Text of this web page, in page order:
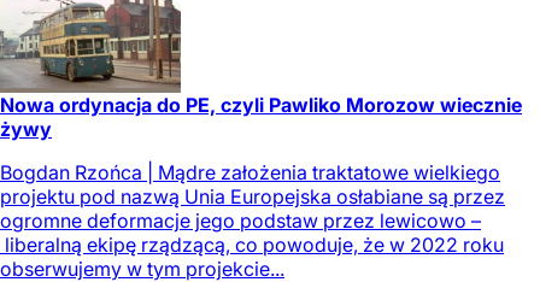
Nowa ordynacja do PE, czyli Pawliko Morozow wiecznie
żywy
Bogdan Rzońca | Mądre założenia traktatowe wielkiego
projektu pod nazwą Unia Europejska osłabiane są przez
ogromne deformacje jego podstaw przez lewicowo –
liberalną ekipę rządzącą, co powoduje, że w 2022 roku
obserwujemy w tym projekcie...